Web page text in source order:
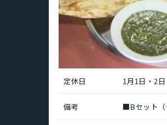
定休日 1月1日・2日
備考 ■Bセット（